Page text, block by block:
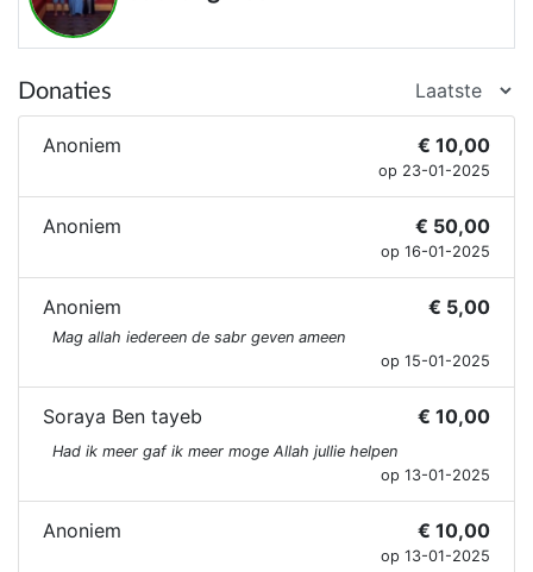
Donaties
Anoniem € 10,00
op 23-01-2025
Anoniem € 50,00
op 16-01-2025
Anoniem € 5,00
Mag allah iedereen de sabr geven ameen
op 15-01-2025
Soraya Ben tayeb € 10,00
Had ik meer gaf ik meer moge Allah jullie helpen
op 13-01-2025
Anoniem € 10,00
op 13-01-2025